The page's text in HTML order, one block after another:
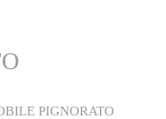
PIGNORATO